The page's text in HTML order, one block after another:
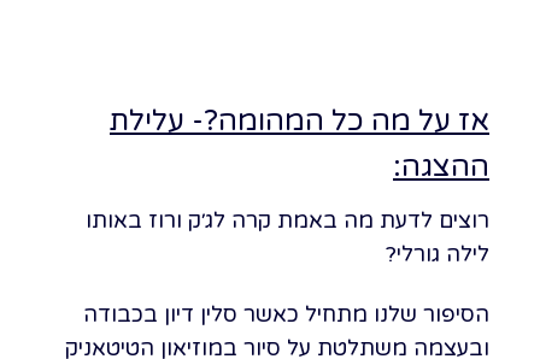
אז על מה כל המהומה?- עלילת
ההצגה:
רוצים לדעת מה באמת קרה לג׳ק ורוז באותו
לילה גורלי?
הסיפור שלנו מתחיל כאשר סלין דיון בכבודה
ובעצמה משתלטת על סיור במוזיאון הטיטאניק